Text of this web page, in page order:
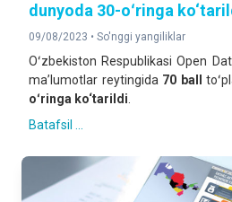
dunyoda 30-oʻringa
09/08/2023 • So'nggi yangiliklar
Oʻzbekiston Respublikasi Open
ma’lumotlar reytingida 70 ball
oʻringa ko‘tarildi
Batafsil ...